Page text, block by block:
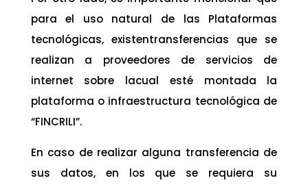
para el uso natural de las Plataformas
tecnológicas, existentransferencias que se
realizan a proveedores de servicios de
internet sobre lacual esté montada la
plataforma o infraestructura tecnológica de
“FINCRILI”.
En caso de realizar alguna transferencia de
sus datos, en los que se requiera su